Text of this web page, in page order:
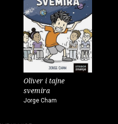
Oliver i tajne
svemira
Jorge Cham